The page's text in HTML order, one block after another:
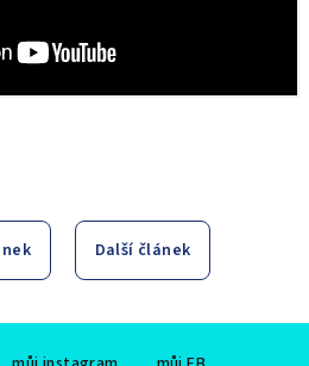
Další článek